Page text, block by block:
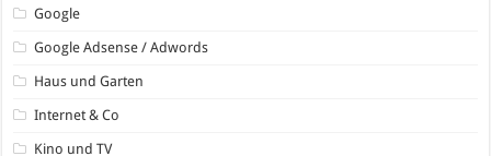
Google
Google Adsense / Adwords
Haus und Garten
Internet & Co
Kino und TV